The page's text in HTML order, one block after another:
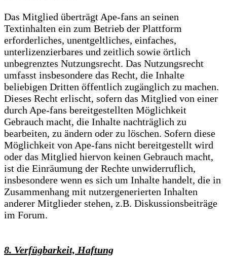
Das Mitglied überträgt Ape-fans an seinen
Textinhalten ein zum Betrieb der Plattform
erforderliches, unentgeltliches, einfaches,
unterlizenzierbares und zeitlich sowie örtlich
unbegrenztes Nutzungsrecht. Das Nutzungsrecht
umfasst insbesondere das Recht, die Inhalte
beliebigen Dritten öffentlich zugänglich zu machen.
Dieses Recht erlischt, sofern das Mitglied von einer
durch Ape-fans bereitgestellten Möglichkeit
Gebrauch macht, die Inhalte nachträglich zu
bearbeiten, zu ändern oder zu löschen. Sofern diese
Möglichkeit von Ape-fans nicht bereitgestellt wird
oder das Mitglied hiervon keinen Gebrauch macht,
ist die Einräumung der Rechte unwiderruflich,
insbesondere wenn es sich um Inhalte handelt, die in
Zusammenhang mit nutzergenerierten Inhalten
anderer Mitglieder stehen, z.B. Diskussionsbeiträge
im Forum.
8. Verfügbarkeit, Haftung